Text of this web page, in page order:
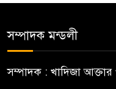
সম্পাদক মন্ডলী
সম্পাদক : খাদিজা আক্তার